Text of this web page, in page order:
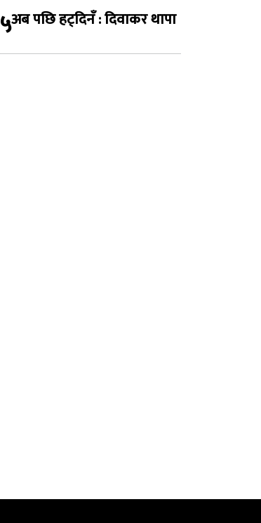
५अब पछि हट्दिनँ : दिवाकर थापा